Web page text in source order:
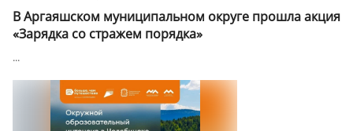
В Аргаяшском муниципальном округе прошла акция
«Зарядка со стражем порядка»
...